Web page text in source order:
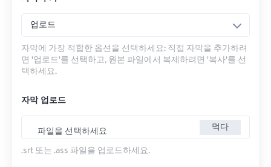
업로드
자막에 가장 적합한 옵션을 선택하세요: 직접 자막을 추가하려
면 '업로드'를 선택하고, 원본 파일에서 복제하려면 '복사'를 선
택하세요.
자막 업로드
파일을 선택하세요 먹다
.srt 또는 .ass 파일을 업로드하세요.